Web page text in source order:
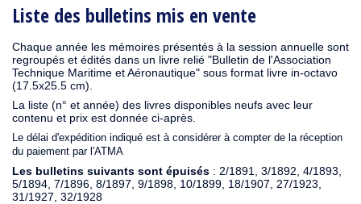
Liste des bulletins mis en vente
Chaque année les mémoires présentés à la session annuelle sont
regroupés et édités dans un livre relié "Bulletin de l'Association
Technique Maritime et Aéronautique" sous format livre in-octavo
(17.5x25.5 cm).
La liste (n° et année) des livres disponibles neufs avec leur
contenu et prix est donnée ci-après.
Le délai d'expédition indiqué est à considérer à compter de la réception
du paiement par l'ATMA
Les bulletins suivants sont épuisés : 2/1891, 3/1892, 4/1893,
5/1894, 7/1896, 8/1897, 9/1898, 10/1899, 18/1907, 27/1923,
31/1927, 32/1928